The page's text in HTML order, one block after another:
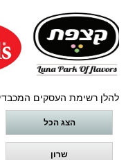
להלן רשימת העסקים
הצג הכל
שרון